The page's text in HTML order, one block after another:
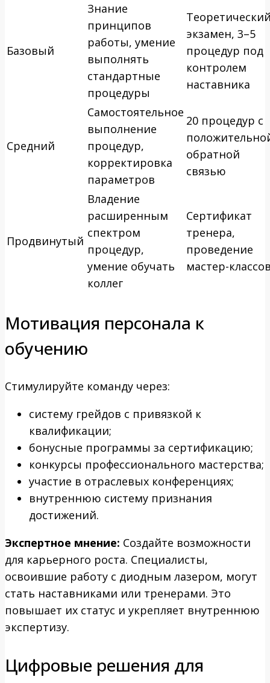
Базовый
Знание
принципов
работы, умение
выполнять
стандартные
процедуры
экзамен, 3–5
процедур под
контролем
наставника
Средний
Самостоятельное
выполнение
процедур,
корректировка
параметров
20 процедур с
обратной
связью
Продвинутый
Владение
расширенным
спектром
процедур,
умение обучать
коллег
Сертификат
тренера,
проведение
мастер-
Мотивация персонала к
обучению
Стимулируйте команду через:
систему грейдов с привязкой к
квалификации;
бонусные программы за сертификацию;
конкурсы профессионального мастерства;
участие в отраслевых конференциях;
внутреннюю систему признания
достижений.
Экспертное мнение: Создайте возможности
для карьерного роста. Специалисты,
освоившие работу с диодным лазером, могут
стать наставниками или тренерами. Это
повышает их статус и укрепляет внутреннюю
экспертизу.
Цифровые решения для